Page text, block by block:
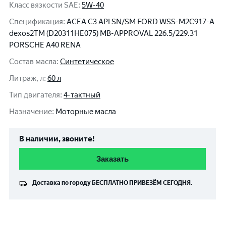
Класс вязкости SAE: 5W-40
Спецификация: ACEA C3 API SN/SM FORD WSS-M2C917-A
dexos2TM (D20311HE075) MB-APPROVAL 226.5/229.31
PORSCHE A40 RENA
Состав масла: Синтетическое
Литраж, л: 60 л
Тип двигателя: 4-тактный
Назначение: Моторные масла
В наличии, звоните!
Заказать
Доставка по городу БЕСПЛАТНО ПРИВЕЗЁМ СЕГОДНЯ.